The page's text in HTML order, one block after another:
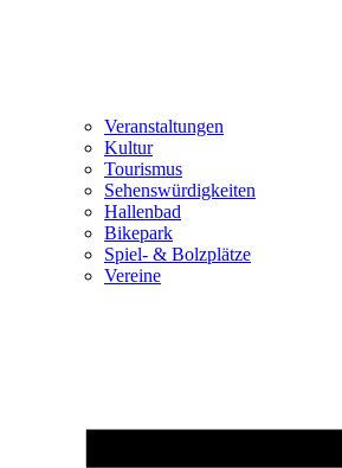
Veranstaltungen
Kultur
Tourismus
Sehenswürdigkeiten
Hallenbad
Bikepark
Spiel- & Bolzplätze
Vereine